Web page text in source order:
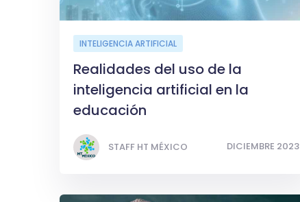
INTELIGENCIA ARTIFICIAL
Realidades del uso de la
inteligencia artificial en la
educación
STAFF HT MÉXICO DICIEMBRE 2023